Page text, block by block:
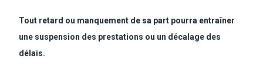
Tout retard ou manquement de sa part pourra entraîner
une suspension des prestations ou un décalage des
délais.